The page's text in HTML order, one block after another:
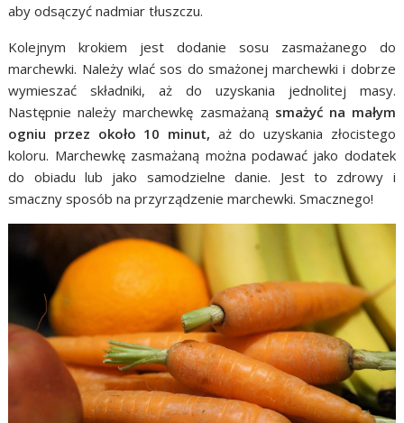
aby odsączyć nadmiar tłuszczu.
Kolejnym krokiem jest dodanie sosu zasmażanego do
marchewki. Należy wlać sos do smażonej marchewki i dobrze
wymieszać składniki, aż do uzyskania jednolitej masy.
Następnie należy marchewkę zasmażaną smażyć na małym
ogniu przez około 10 minut, aż do uzyskania złocistego
koloru. Marchewkę zasmażaną można podawać jako dodatek
do obiadu lub jako samodzielne danie. Jest to zdrowy i
smaczny sposób na przyrządzenie marchewki. Smacznego!